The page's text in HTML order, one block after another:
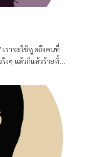
เราจะใช้พูดถึงคนที่
ๆ แล้วก็แล้วร้ายทั้ง